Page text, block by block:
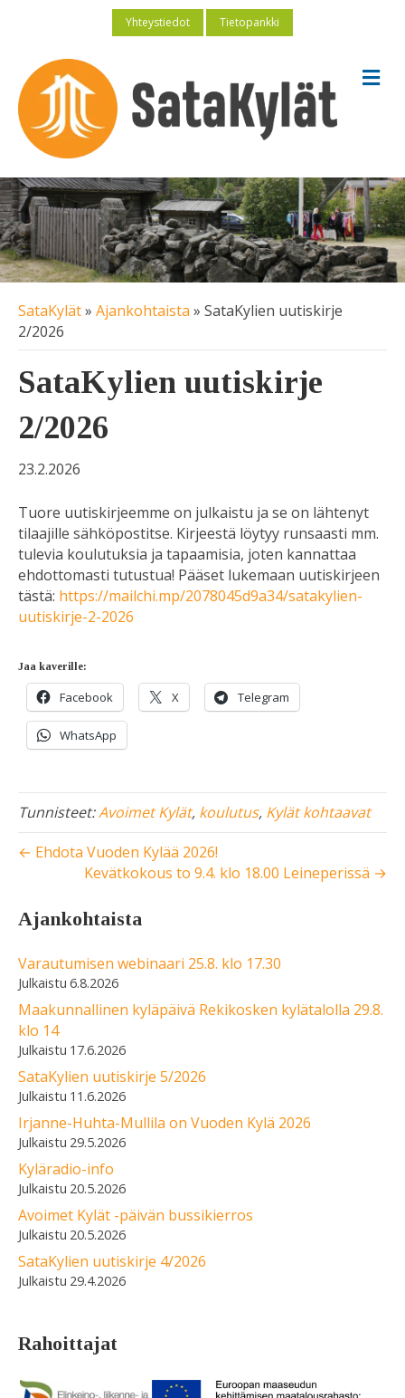
Yhteystiedot Tietopankki
V
a
o
SataKylät» Ajankohtaista » SataKylien uutiskirje
2/2026
SataKylien uutiskirje
2/2026
23.2.2026
Tuore uutiskirjeemme on julkaistu ja se on lähtenyt
tilaajille sähköpostitse. Kirjeestä löytyy runsaasti mm.
tulevia koulutuksia ja tapaamisia, joten kannattaa
ehdottomasti tutustua! Pääset lukemaan uutiskirjeen
tästä: https://mailchi.mp/2078045d9a34/satakylien-
uutiskirje-2-2026
Jaa kaverille:
Facebook X Telegram
WhatsApp
Tunnisteet:Avoimet Kylät, koulutus, Kylät kohtaavat
← Ehdota Vuoden Kylää 2026!
Kevätkokous to 9.4. klo 18.00 Leineperissä →
Ajankohtaista
Varautumisen webinaari 25.8. klo 17.30
6.8.2026
Maakunnallinen kyläpäivä Rekikosken kylätalolla 29.8.
klo 14
17.6.2026
SataKylien uutiskirje 5/2026
11.6.2026
Irjanne-Huhta-Mullila on Vuoden Kylä 2026
29.5.2026
Kyläradio-info
20.5.2026
Avoimet Kylät -päivän bussikierros
20.5.2026
SataKylien uutiskirje 4/2026
29.4.2026
Rahoittajat